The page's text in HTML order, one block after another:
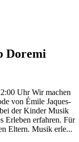
Doremi
Uhr Wir machen
von Émile Jaques-
der Kinder Musik
Erleben erfahren. Für
Eltern. Musik erle...